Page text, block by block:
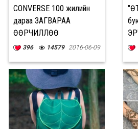
CONVERSE 100 жилийн
дараа ЗАГВАРАА
ӨӨРЧИЛЛӨӨ
396 14579 2016-06-09